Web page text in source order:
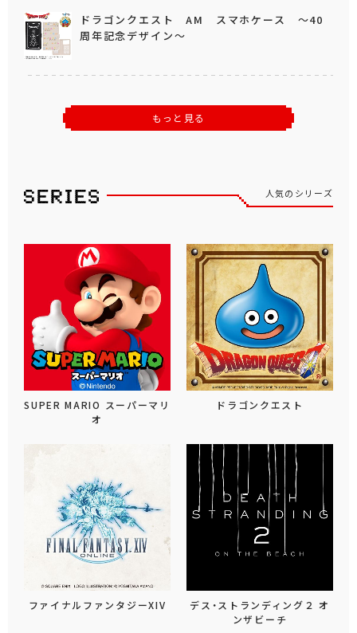
ドラゴンクエスト AM スマホケース ～40
周年記念デザイン～
もっと見る
人気のシリーズ
SUPER MARIO スーパーマリ
オ
ドラゴンクエスト
ファイナルファンタジーXIV
デス・ストランディング２ オ
ンザビーチ